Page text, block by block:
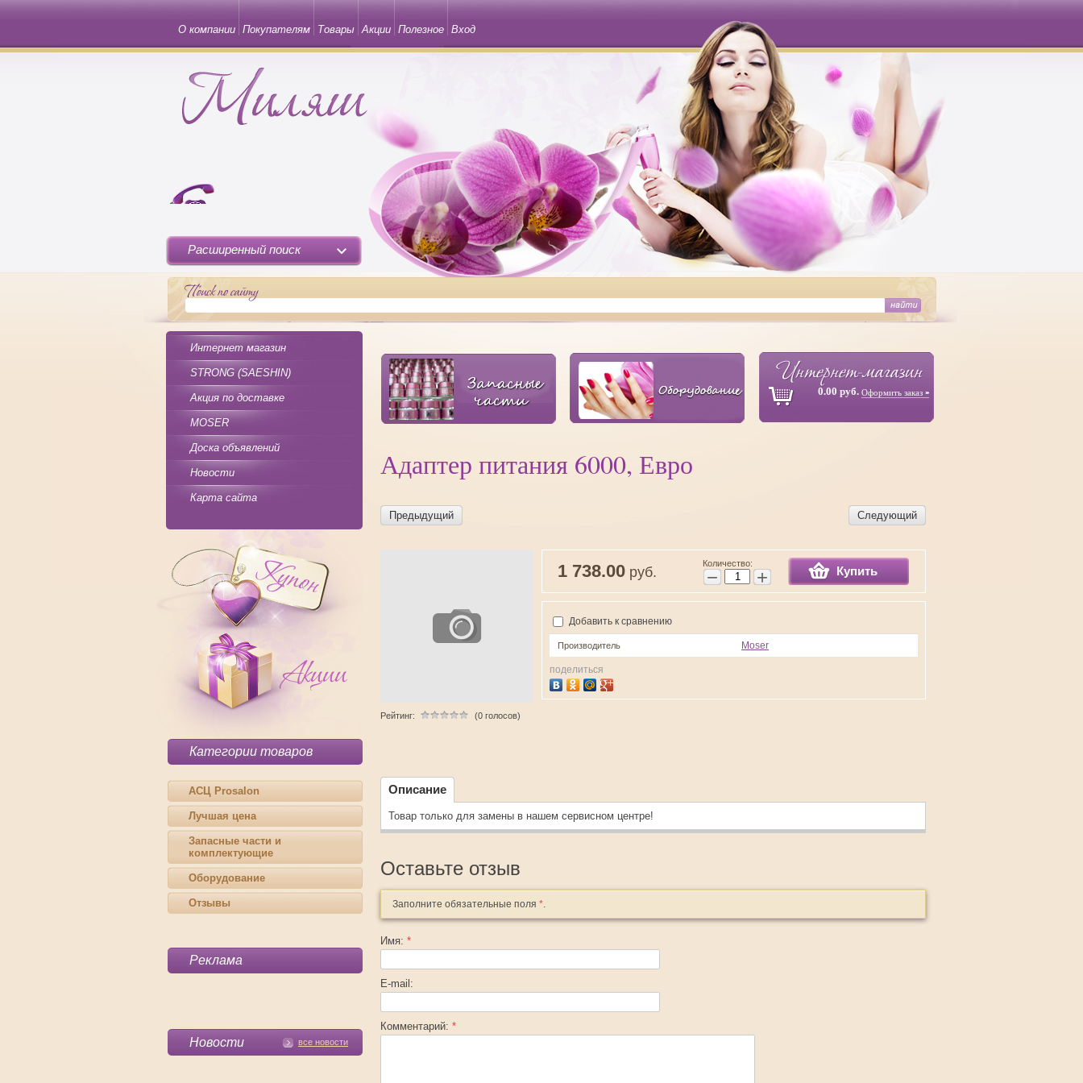
О компании Покупателям Товары Акции Полезное Вход
0.00 руб. Оформить заказ
Расширенный поиск
Интернет магазин
STRONG (SAESHIN)
Акция по доставке
MOSER
Доска объявлений
Новости
Карта сайта
Категории товаров
АСЦ Prosalon
Лучшая цена
Запасные части и
комплектующие
Оборудование
Отзывы
Реклама
Новости все новости
Адаптер питания 6000, Евро
Предыдущий Следующий
Рейтинг: (0 голосов)
1 738.00 руб.
Количество:
− + Купить
Добавить к сравнению
Производитель Moser
поделиться
Описание
Товар только для замены в нашем сервисном центре!
Оставьте отзыв
Заполните обязательные поля *.
Имя: *
E-mail:
Комментарий: *